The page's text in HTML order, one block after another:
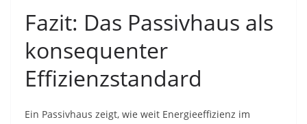
Fazit: Das Passivhaus als
konsequenter
Effizienzstandard
Ein Passivhaus zeigt, wie weit Energieeffizienz im